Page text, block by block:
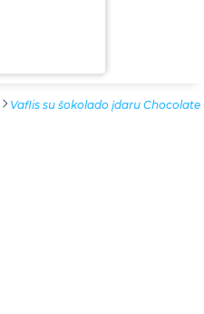
Vaflis su šokolado įdaru Chocolate